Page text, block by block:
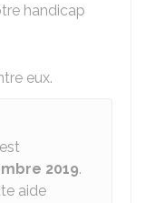
handicap
eux.
2019.
aide